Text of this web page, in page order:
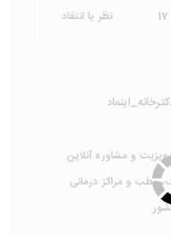
نظر یا انتقاد
و مشاوره آنلاین
مطب و مراکز درمانی